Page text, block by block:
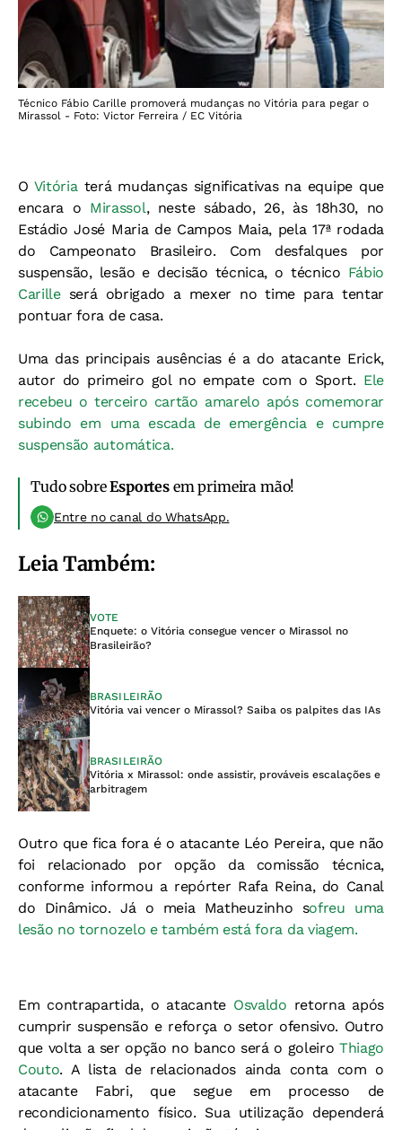
Técnico Fábio Carille promoverá mudanças no Vitória para pegar o
Mirassol - Foto: Victor Ferreira / EC Vitória
O Vitória terá mudanças significativas na equipe que
encara o Mirassol, neste sábado, 26, às 18h30, no
Estádio José Maria de Campos Maia, pela 17ª rodada
do Campeonato Brasileiro. Com desfalques por
suspensão, lesão e decisão técnica, o técnico Fábio
Carilleserá obrigado a mexer no time para tentar
pontuar fora de casa.
Uma das principais ausências é a do atacante Erick,
autor do primeiro gol no empate com o Sport. Ele
recebeu o terceiro cartão amarelo após comemorar
subindo em uma escada de emergência e cumpre
suspensão automática.
Tudo sobreEsportesem primeira mão!
Entre no canal do WhatsApp.
Leia Também:
VOTE
Enquete: o Vitória consegue vencer o Mirassol no
Brasileirão?
BRASILEIRÃO
Vitória vai vencer o Mirassol? Saiba os palpites das IAs
BRASILEIRÃO
Vitória x Mirassol: onde assistir, prováveis escalações e
arbitragem
Outro que fica fora é o atacante Léo Pereira, que não
foi relacionado por opção da comissão técnica,
conforme informou a repórter Rafa Reina, do Canal
do Dinâmico. Já o meia Matheuzinho sofreu uma
lesão no tornozelo e também está fora da viagem.
Em contrapartida, o atacante Osvaldo retorna após
cumprir suspensão e reforça o setor ofensivo. Outro
que volta a ser opção no banco será o goleiro Thiago
Couto. A lista de relacionados ainda conta com o
atacante Fabri, que segue em processo de
recondicionamento físico. Sua utilização dependerá